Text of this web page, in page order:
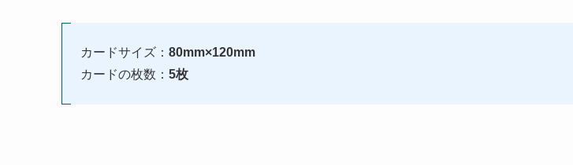
カードサイズ： 80mm×120mm
カードの枚数： 5枚